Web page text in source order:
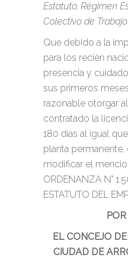
Estatuto, Régimen
Colectivo de
Que debido a la
para los recién
presencia y
sus primeros
razonable otorgar
contratado la
180 días al igual
planta
modificar el
ORDENANZA N°
ESTATUTO DEL
EL CONCEJO
CIUDAD DE